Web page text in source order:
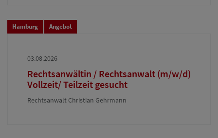
Hamburg Angebot
03.08.2026
Rechtsanwältin / Rechtsanwalt (m/w/d)
Vollzeit/ Teilzeit gesucht
Rechtsanwalt Christian Gehrmann